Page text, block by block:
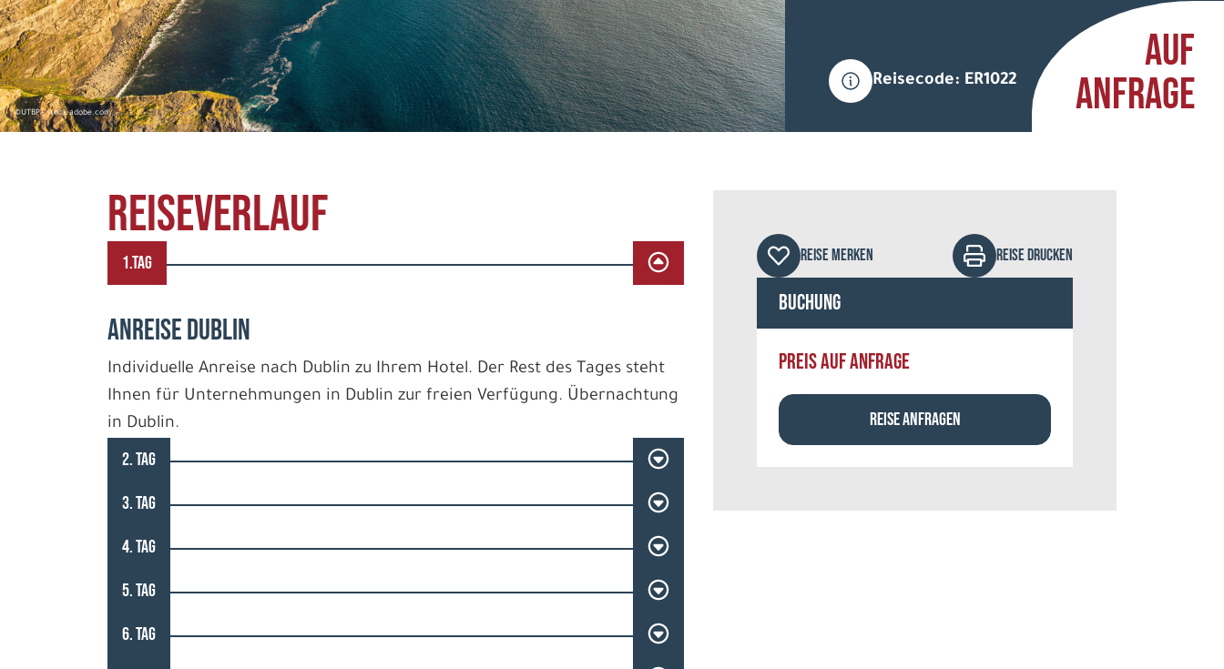
©UTBP - stock.adobe.com
Reisecode: ER1022
AUF
ANFRAGE
REISEVERLAUF
1.TAG
ANREISE DUBLIN
Individuelle Anreise nach Dublin zu Ihrem Hotel. Der Rest des Tages steht
Ihnen für Unternehmungen in Dublin zur freien Verfügung. Übernachtung
in Dublin.
2. TAG
3. TAG
4. TAG
5. TAG
6. TAG
REISE MERKEN REISE DRUCKEN
Buchung
PREIS AUF ANFRAGE
REISE ANFRAGEN